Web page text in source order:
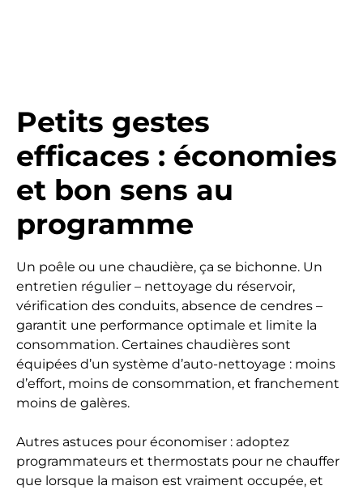
Petits gestes
efficaces : économies
et bon sens au
programme
Un poêle ou une chaudière, ça se bichonne. Un
entretien régulier – nettoyage du réservoir,
vérification des conduits, absence de cendres –
garantit une performance optimale et limite la
consommation. Certaines chaudières sont
équipées d’un système d’auto-nettoyage : moins
d’effort, moins de consommation, et franchement
moins de galères.
Autres astuces pour économiser : adoptez
programmateurs et thermostats pour ne chauffer
que lorsque la maison est vraiment occupée, et